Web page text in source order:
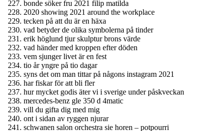
bonde söker fru 2021 filip matilda
2020 showing 2021 around the workplace
tecken på att du är en häxa
vad betyder de olika symbolerna på tinder
erik höglund tjur skulptur brons värde
vad händer med kroppen efter döden
vem sjunger livet är en fest
tio år yngre på tio dagar
syns det om man tittar på någons instagram 2021
har fiskar för att bli fler
hur mycket godis äter vi i sverige under påskveckan
mercedes-benz gle 350 d 4matic
vill du gifta dig med mig
ont i sidan av ryggen njurar
schwanen salon orchestra sie horen – potpourri